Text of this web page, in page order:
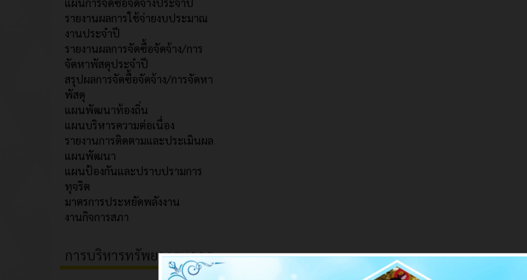
รายงานผลการใช้จ่ายงบประมาณ
งานประจำปี
รายงานผลการจัดซื้อจัดจ้าง/การ
จัดหาพัสดุประจำปี
สรุปผลการจัดซื้อจัดจ้าง/การจัดหา
พัสดุ
แผนพัฒนาท้องถิ่น
แผนบริหารความต่อเนื่อง
รายงานการติดตามและประเมินผล
แผนพัฒนา
แผนป้องกันและปราบปรามการ
ทุจริต
มาตรการประหยัดพลังงาน
งานกิจการสภา
การบริหารทรัพยากรบุคคล